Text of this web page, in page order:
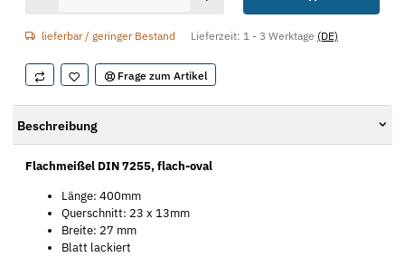
lieferbar / geringer Bestand Lieferzeit: 1 - 3 Werktage (DE)
Frage zum Artikel
Beschreibung
Flachmeißel DIN 7255, flach-oval
Länge: 400mm
Querschnitt: 23 x 13mm
Breite: 27 mm
Blatt lackiert